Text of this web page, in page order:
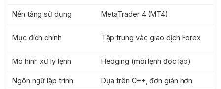
Nền tảng sử dụng MetaTrader 4 (MT4)
Mục đích chính Tập trung vào giao dịch Forex
Mô hình xử lý lệnh Hedging (mỗi lệnh độc lập)
Ngôn ngữ lập trình Dựa trên C++, đơn giản hơn